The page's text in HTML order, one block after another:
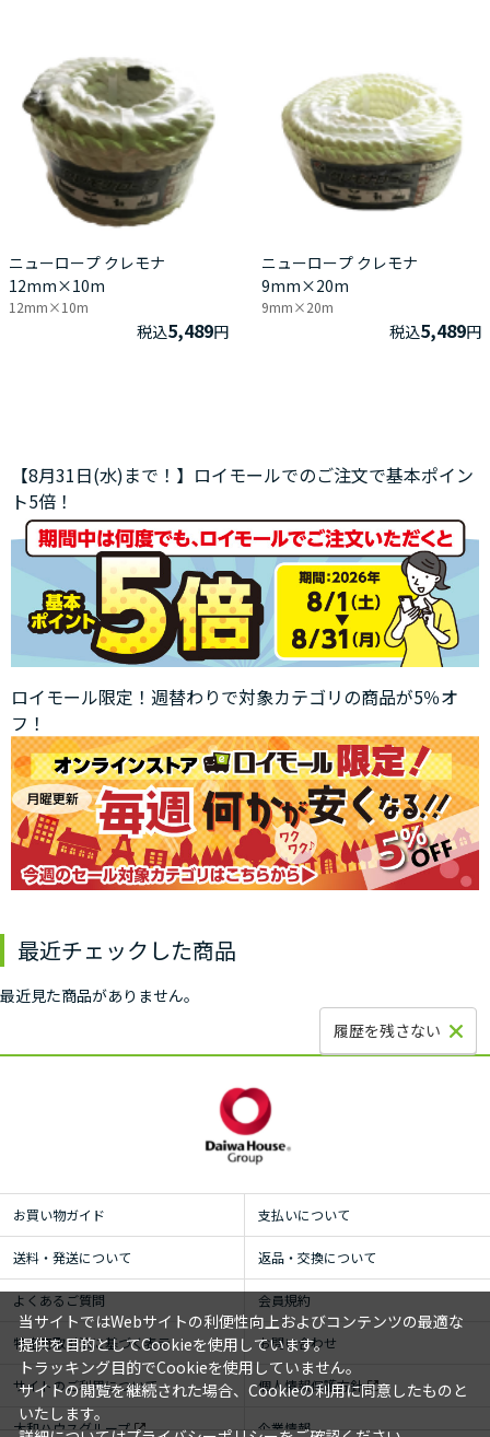
ニューロープ クレモナ
12mm×10m
12mm×10m
税込5,489円
ニューロープ クレモナ
9mm×20m
9mm×20m
税込5,489円
【8月31日(水)まで！】ロイモールでのご注文で基本ポイン
ト5倍！
ロイモール限定！週替わりで対象カテゴリの商品が5％オ
フ！
最近チェックした商品
最近見た商品がありません。
履歴を残さない
お買い物ガイド 支払いについて
送料・発送について 返品・交換について
よくあるご質問 会員規約
特定商取引法に基づく表示 お問い合わせ
サイトのご利用について 個人情報保護方針
大和ハウスグループ 企業情報
当サイトではWebサイトの利便性向上およびコンテンツの最適な
提供を目的としてCookieを使用しています。
トラッキング目的でCookieを使用していません。
サイトの閲覧を継続された場合、Cookieの利用に同意したものと
いたします。